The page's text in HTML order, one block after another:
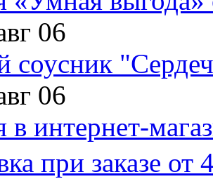
06
соусник
06
в интернет-
при заказе от